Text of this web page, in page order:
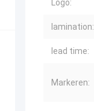
Logo:
lamination:
lead time:
Markeren: